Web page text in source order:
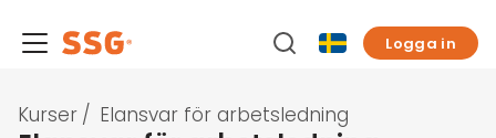
Logga in
Kurser / Elansvar för arbetsledning